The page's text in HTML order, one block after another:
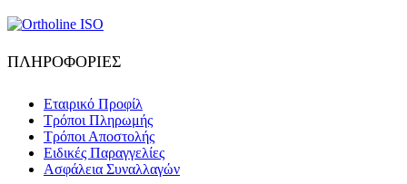
ΠΛΗΡΟΦΟΡΙΕΣ
Εταιρικό Προφίλ
Τρόποι Πληρωμής
Τρόποι Αποστολής
Ειδικές Παραγγελίες
Ασφάλεια Συναλλαγών